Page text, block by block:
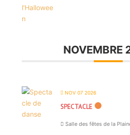
NOVEMBRE
NOV 07 2026
SPECTACLE
Salle des fêtes de la